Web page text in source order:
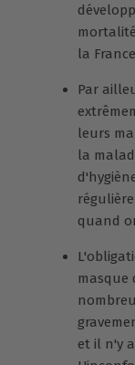
la
Par
leurs
la
quand
masque
et il n'y